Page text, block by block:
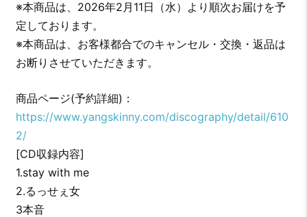
※本商品は、2026年2月11日（水）より順次お届けを予
定しております。
※本商品は、お客様都合でのキャンセル・交換・返品は
お断りさせていただきます。
商品ページ(予約詳細)：
https://www.yangskinny.com/discography/detail/610
2/
[CD収録内容]
1.stay with me
2.るっせぇ女
3本音